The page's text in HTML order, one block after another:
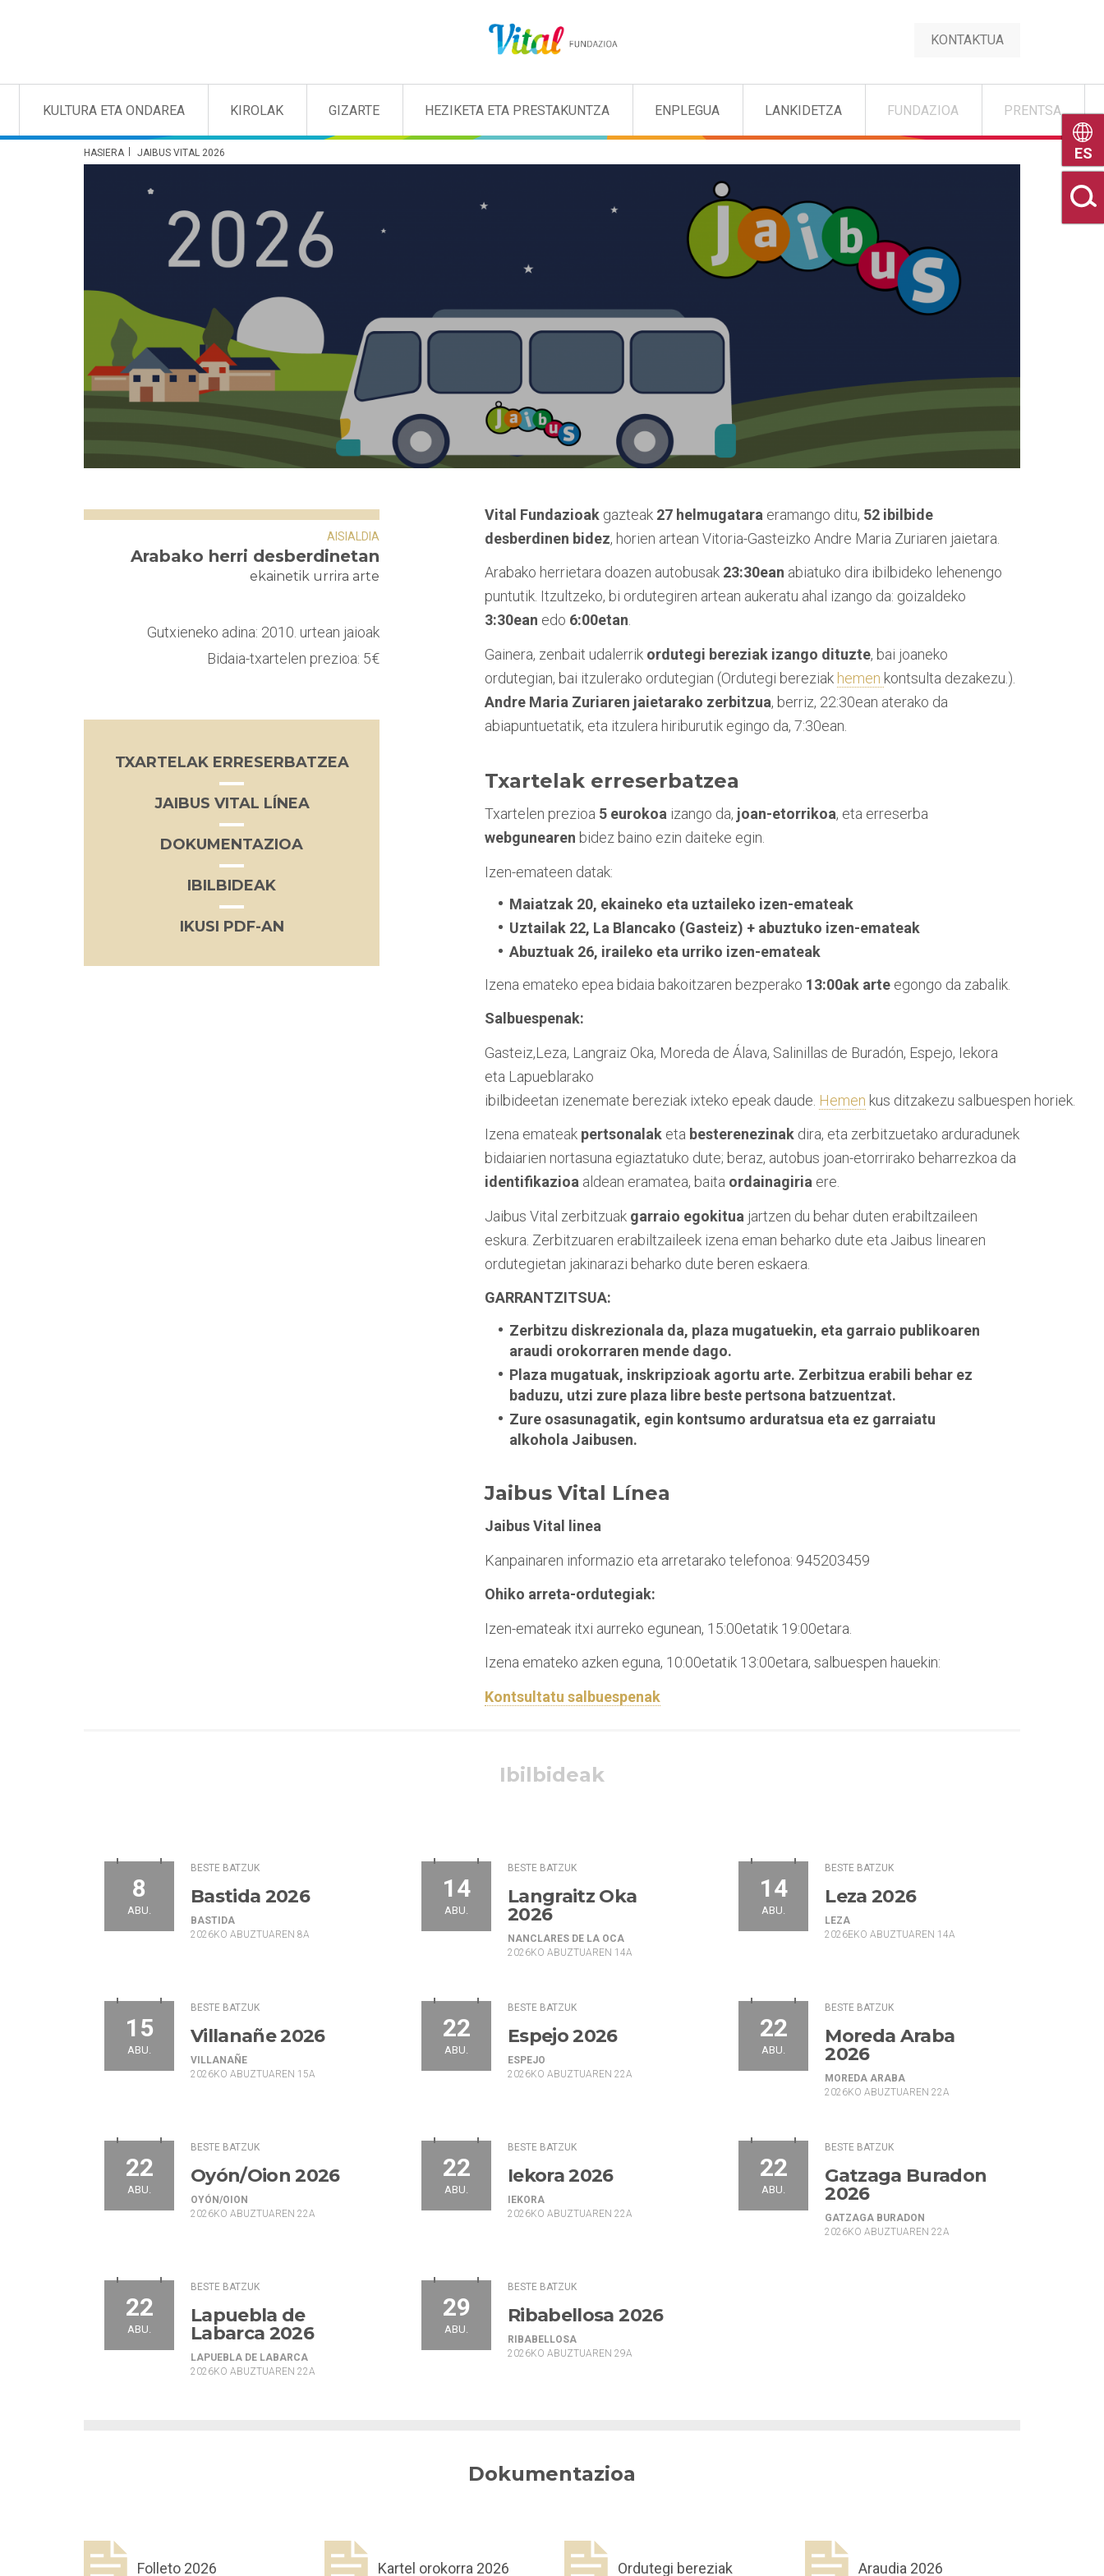
KONTAKTUA
KULTURA ETA ONDAREA KIROLAK GIZARTE HEZIKETA ETA PRESTAKUNTZA ENPLEGUA LANKIDETZA FUNDAZIOA PRENTSA
HASIERA JAIBUS VITAL 2026
AISIALDIA
Arabako herri desberdinetan
ekainetik urrira arte
Gutxieneko adina: 2010. urtean jaioak
Bidaia-txartelen prezioa: 5€
TXARTELAK ERRESERBATZEA
JAIBUS VITAL LÍNEA
DOKUMENTAZIOA
IBILBIDEAK
IKUSI PDF-AN
Vital Fundazioakgazteak27 helmugatara eramango ditu, 52 ibilbide
desberdinen bidez, horien artean Vitoria-Gasteizko Andre Maria Zuriaren jaietara.
Arabako herrietara doazen autobusak 23:30ean abiatuko dira ibilbideko lehenengo
puntutik. Itzultzeko, bi ordutegiren artean aukeratu ahal izango da: goizaldeko
3:30ean edo 6:00etan
Gainera, zenbait udalerrik ordutegi bereziak izango dituzte, bai joaneko
ordutegian, bai itzulerako ordutegian (Ordutegi bereziak hemen kontsulta dezakezu.).
Andre Maria Zuriaren jaietarako zerbitzua, berriz, 22:30ean aterako da
abiapuntuetatik, eta itzulera hiriburutik egingo da, 7:30ean.
Txartelak erreserbatzea
Txartelen prezioa 5 eurokoa izango da, joan-etorrikoa, eta erreserba
webgunearen bidez baino ezin daiteke egin.
Izen-emateen datak:
Maiatzak 20, ekaineko eta uztaileko izen-emateak
Uztailak 22, La Blancako (Gasteiz) + abuztuko izen-emateak
Abuztuak 26, iraileko eta urriko izen-emateak
Izena emateko epea bidaia bakoitzaren bezperako 13:00ak arteegongo da zabalik.
Salbuespenak:
Gasteiz,Leza, Langraiz Oka, Moreda de Álava, Salinillas de Buradón, Espejo, Iekora
eta Lapueblarako
ibilbideetan izenemate bereziak ixteko epeak daude. Hemen kus ditzakezu salbuespen horiek.
Izena emateakpertsonalaketa besterenezinak dira, eta zerbitzuetako arduradunek
bidaiarien nortasuna egiaztatuko dute; beraz, autobus joan-etorrirako beharrezkoa da
identifikazioa aldean eramatea, baita ordainagiria ere.
Jaibus Vital zerbitzuak garraio egokitua jartzen du behar duten erabiltzaileen
eskura. Zerbitzuaren erabiltzaileek izena eman beharko dute eta Jaibus linearen
ordutegietan jakinarazi beharko dute beren eskaera.
GARRANTZITSUA:
Zerbitzu diskrezionala da, plaza mugatuekin, eta garraio publikoaren
araudi orokorraren mende dago.
Plaza mugatuak, inskripzioak agortu arte. Zerbitzua erabili behar ez
baduzu, utzi zure plaza libre beste pertsona batzuentzat.
Zure osasunagatik, egin kontsumo arduratsua eta ez garraiatu
alkohola Jaibusen.
Jaibus Vital Línea
Jaibus Vital linea
Kanpainaren informazio eta arretarako telefonoa: 945203459
Ohiko arreta-ordutegiak:
Izen-emateak itxi aurreko egunean, 15:00etatik 19:00etara.
Izena emateko azken eguna, 10:00etatik 13:00etara, salbuespen hauekin:
Kontsultatu salbuespenak
Ibilbideak
8
ABU.
BESTE BATZUK
Bastida 2026
BASTIDA
2026KO ABUZTUAREN 8A
14
ABU.
BESTE BATZUK
Langraitz Oka
2026
NANCLARES DE LA OCA
2026KO ABUZTUAREN 14A
14
ABU.
BESTE BATZUK
Leza 2026
LEZA
2026EKO ABUZTUAREN 14A
15
ABU.
BESTE BATZUK
Villanañe 2026
VILLANAÑE
2026KO ABUZTUAREN 15A
22
ABU.
BESTE BATZUK
Espejo 2026
ESPEJO
2026KO ABUZTUAREN 22A
22
ABU.
BESTE BATZUK
Moreda Araba
2026
MOREDA ARABA
2026KO ABUZTUAREN 22A
22
ABU.
BESTE BATZUK
Oyón/Oion 2026
OYÓN/OION
2026KO ABUZTUAREN 22A
22
ABU.
BESTE BATZUK
Iekora 2026
IEKORA
2026KO ABUZTUAREN 22A
22
ABU.
BESTE BATZUK
Gatzaga Buradon
2026
GATZAGA BURADON
2026KO ABUZTUAREN 22A
22
ABU.
BESTE BATZUK
Lapuebla de
Labarca 2026
LAPUEBLA DE LABARCA
2026KO ABUZTUAREN 22A
29
ABU.
BESTE BATZUK
Ribabellosa 2026
RIBABELLOSA
2026KO ABUZTUAREN 29A
Dokumentazioa
Folleto 2026 Kartel orokorra 2026 Ordutegi bereziak Araudia 2026